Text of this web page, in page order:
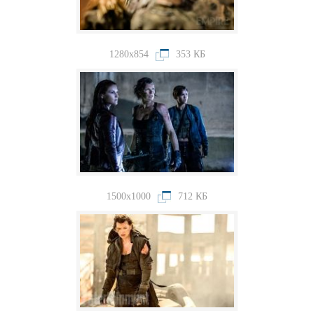
1280x854 353 КБ
1500x1000 712 КБ